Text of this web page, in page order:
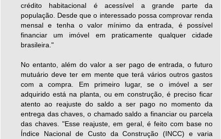
crédito habitacional é acessível a grande parte da
população. Desde que o interessado possa comprovar renda
mensal e tenha o valor mínimo da entrada, é possível
financiar um imóvel em praticamente qualquer cidade
brasileira."
No entanto, além do valor a ser pago de entrada, o futuro
mutuário deve ter em mente que terá vários outros gastos
com a compra. Em primeiro lugar, se o imóvel a ser
adquirido está na planta, ou em construção, é preciso ficar
atento ao reajuste do saldo a ser pago no momento da
entrega das chaves, o chamado saldo a financiar ou parcela
das chaves. "Esse reajuste, em geral, é feito com base no
Índice Nacional de Custo da Construção (INCC) e varia